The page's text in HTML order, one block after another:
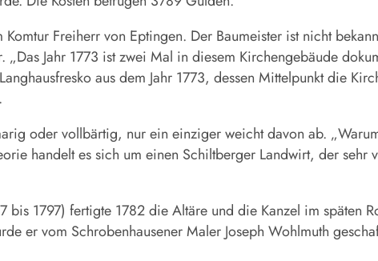
Freiherr von Eptingen. Der Baumeister ist nicht
Jahr 1773 ist zwei Mal in diesem Kirchengebäude
aus dem Jahr 1773, dessen Mittelpunkt die
oder vollbärtig, nur ein einziger weicht davon ab.
handelt es sich um einen Schiltberger Landwirt, der sehr
bis 1797) fertigte 1782 die Altäre und die Kanzel im späten
er vom Schrobenhausener Maler Joseph Wohlmuth